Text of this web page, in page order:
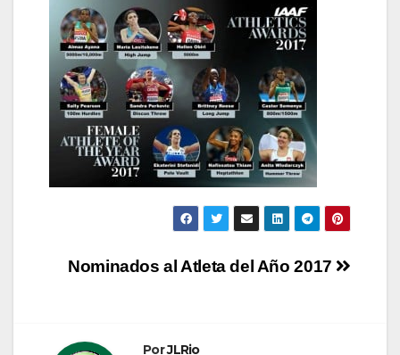
Navegación
entradas
Nominados al Atleta del Año 2017
PorJLRio